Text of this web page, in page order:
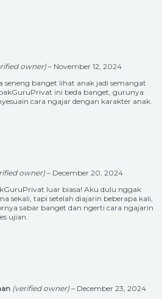
owner)– November 12, 2024
seneng banget lihat anak jadi semangat
ini beda banget, gurunya
cara ngajar dengan karakter anak.
owner)– December 20, 2024
luar biasa! Aku dulu nggak
sekali, tapi setelah diajarin beberapa kali,
sabar banget dan ngerti cara ngajarin
ujian.
(verified owner) – December 23, 2024